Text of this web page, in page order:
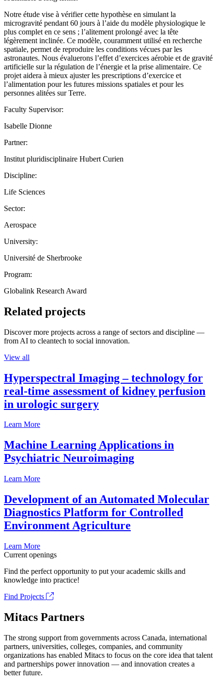
Notre étude vise à vérifier cette hypothèse en simulant la
microgravité pendant 60 jours à l’aide du modèle physiologique le
plus complet en ce sens ; l’alitement prolongé avec la tête
légèrement inclinée. Ce modèle, couramment utilisé en recherche
spatiale, permet de reproduire les conditions vécues par les
astronautes. Nous évaluerons l’effet d’exercices aérobie et de gravité
artificielle sur la régulation de l’énergie et la prise alimentaire. Ce
projet aidera à mieux ajuster les prescriptions d’exercice et
l’alimentation pour les futures missions spatiales et pour les
personnes alitées sur Terre.
Faculty Supervisor:
Isabelle Dionne
Partner:
Institut pluridisciplinaire Hubert Curien
Discipline:
Life Sciences
Sector:
Aerospace
University:
Université de Sherbrooke
Program:
Globalink Research Award
Related projects
Discover more projects across a range of sectors and discipline —
from AI to cleantech to social innovation.
View all
Hyperspectral Imaging – technology for
real-time assessment of kidney perfusion
in urologic surgery
Learn More
Machine Learning Applications in
Psychiatric Neuroimaging
Learn More
Development of an Automated Molecular
Diagnostics Platform for Controlled
Environment Agriculture
Learn More
Current openings
Find the perfect opportunity to put your academic skills and
knowledge into practice!
Find Projects
Mitacs Partners
The strong support from governments across Canada, international
partners, universities, colleges, companies, and community
organizations has enabled Mitacs to focus on the core idea that talent
and partnerships power innovation — and innovation creates a
better future.